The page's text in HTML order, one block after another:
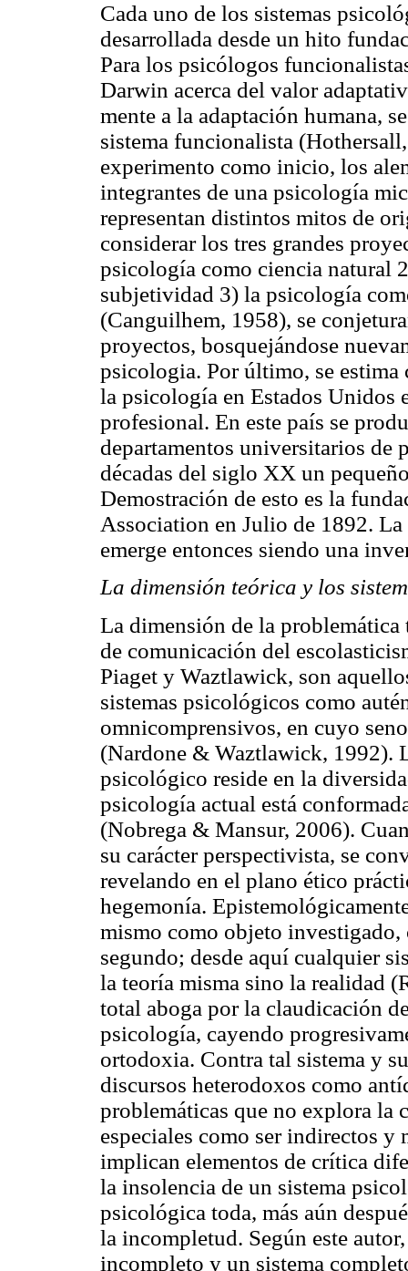
Cada uno de los sistemas
desarrollada desde un hito
Para los psicólogos
Darwin acerca del valor
mente a la adaptación humana,
sistema funcionalista
experimento como inicio, los
integrantes de una psicología
representan distintos mitos de
considerar los tres grandes
psicología como ciencia natural
subjetividad 3) la psicología
(Canguilhem, 1958), se
proyectos, bosquejándose
psicologia. Por último, se
la psicología en Estados Unidos
profesional. En este país se
departamentos universitarios de
décadas del siglo XX un
Demostración de esto es la
Association en Julio de 1892.
emerge entonces siendo una
La dimensión teórica y los
La dimensión de la
de comunicación del
Piaget y Waztlawick, son
sistemas psicológicos como
omnicomprensivos, en cuyo
(Nardone & Waztlawick, 1992).
psicológico reside en la
psicología actual está
(Nobrega & Mansur, 2006).
su carácter perspectivista, se
revelando en el plano ético
hegemonía.
mismo como objeto
segundo; desde aquí cualquier
la teoría misma sino la realidad
total aboga por la claudicación
psicología, cayendo
ortodoxia. Contra tal sistema y
discursos heterodoxos como
problemáticas que no explora la
especiales como ser indirectos
implican elementos de crítica
la insolencia de un sistema
psicológica toda, más aún
la incompletud. Según este
incompleto y un sistema